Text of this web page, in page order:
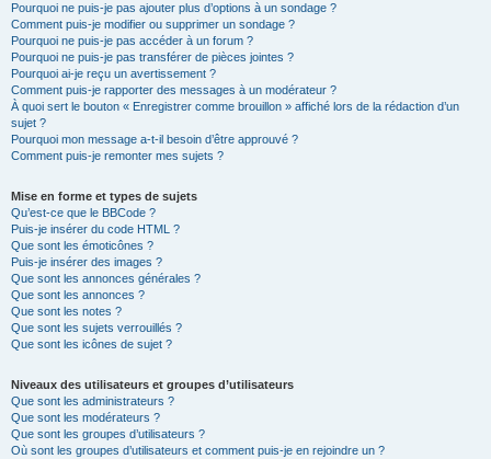
Pourquoi ne puis-je pas ajouter plus d’options à un sondage ?
Comment puis-je modifier ou supprimer un sondage ?
Pourquoi ne puis-je pas accéder à un forum ?
Pourquoi ne puis-je pas transférer de pièces jointes ?
Pourquoi ai-je reçu un avertissement ?
Comment puis-je rapporter des messages à un modérateur ?
À quoi sert le bouton « Enregistrer comme brouillon » affiché lors de la rédaction d’un
sujet ?
Pourquoi mon message a-t-il besoin d’être approuvé ?
Comment puis-je remonter mes sujets ?
Mise en forme et types de sujets
Qu’est-ce que le BBCode ?
Puis-je insérer du code HTML ?
Que sont les émoticônes ?
Puis-je insérer des images ?
Que sont les annonces générales ?
Que sont les annonces ?
Que sont les notes ?
Que sont les sujets verrouillés ?
Que sont les icônes de sujet ?
Niveaux des utilisateurs et groupes d’utilisateurs
Que sont les administrateurs ?
Que sont les modérateurs ?
Que sont les groupes d’utilisateurs ?
Où sont les groupes d’utilisateurs et comment puis-je en rejoindre un ?